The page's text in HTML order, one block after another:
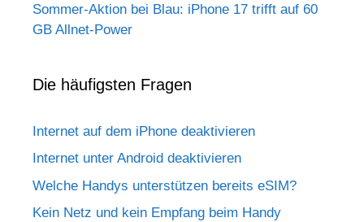
Sommer-Aktion bei Blau: iPhone 17 trifft auf 60
GB Allnet-Power
Die häufigsten Fragen
Internet auf dem iPhone deaktivieren
Internet unter Android deaktivieren
Welche Handys unterstützen bereits eSIM?
Kein Netz und kein Empfang beim Handy